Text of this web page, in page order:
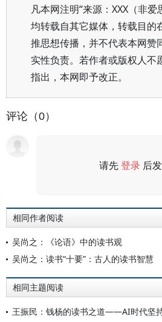
凡本网注明“来源：XXX（非爱
均转载自其它媒体，转载目的
推思想传播，并不代表本网赞
实性负责。若作者或版权人不
指出，本网即予改正。
评论（0）
请先登录 后
相同作者阅读
吴尚之：《论语》中的读书观
吴尚之：读书“十要”：古人的读书智慧
相同主题阅读
王振民：钱杨的读书之道——AI时代坚